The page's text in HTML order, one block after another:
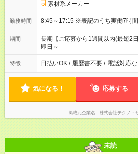
素材系メーカー
勤務時間 8:45～17:15 ※表記のうち実働7
期間
長期【ご応募から1週間以内(最短2
即日～
特徴 日払いOK / 履歴書不要 / 電話対応な
気になる！ 応募する
掲載元企業名 株式会社テクノ・
未読